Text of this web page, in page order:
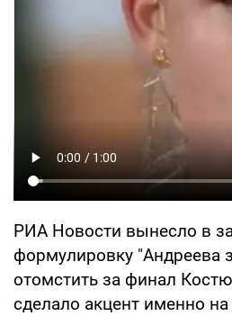
РИА Новости вынесло в
формулировку "Андреева
отомстить за финал
сделало акцент именно